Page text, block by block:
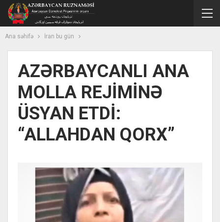
Ana səhifə İran bu gün
AZƏRBAYCANLI ANA
MOLLA REJİMİNƏ
ÜSYAN ETDİ:
“ALLAHDAN QORX”